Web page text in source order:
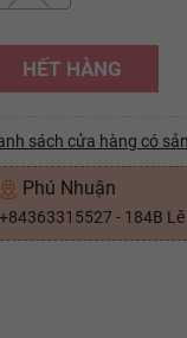
HẾT HÀNG
sách cửa hàng có
Phú Nhuận
+84363315527 - 184B